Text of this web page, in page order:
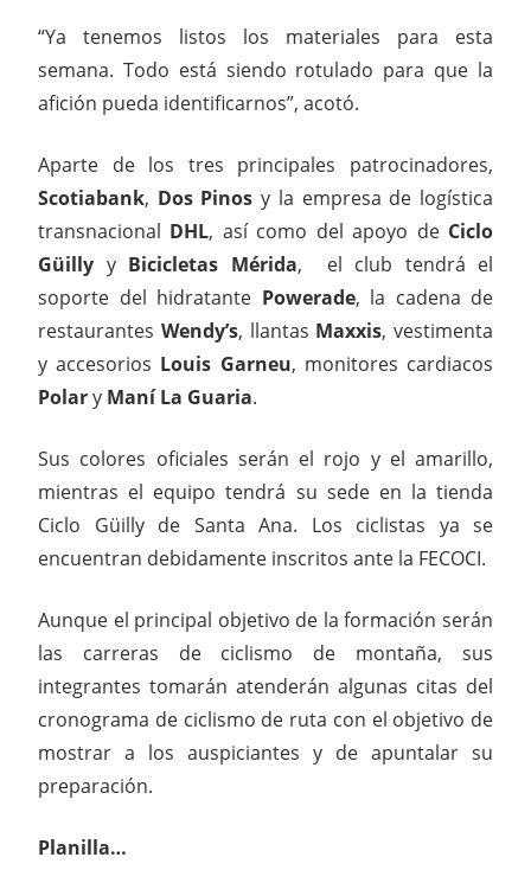
“Ya tenemos listos los materiales para esta
semana. Todo está siendo rotulado para que la
afición pueda identificarnos”, acotó.
Aparte de los tres principales patrocinadores,
Scotiabank, Dos Pinos y la empresa de logística
transnacional DHL, así como del apoyo de Ciclo
Güilly y Bicicletas Mérida, el club tendrá el
soporte del hidratante Powerade, la cadena de
restaurantes Wendy’s, llantas Maxxis, vestimenta
y accesorios Louis Garneu, monitores cardiacos
Polary Maní La Guaria.
Sus colores oficiales serán el rojo y el amarillo,
mientras el equipo tendrá su sede en la tienda
Ciclo Güilly de Santa Ana. Los ciclistas ya se
encuentran debidamente inscritos ante la FECOCI.
Aunque el principal objetivo de la formación serán
las carreras de ciclismo de montaña, sus
integrantes tomarán atenderán algunas citas del
cronograma de ciclismo de ruta con el objetivo de
mostrar a los auspiciantes y de apuntalar su
preparación.
Planilla…